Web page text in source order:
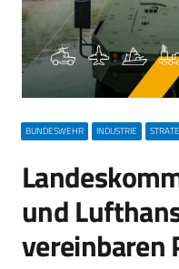
BUNDESWEHR INDUSTRIE
und
vereinbaren